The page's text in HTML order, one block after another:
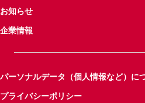
お知らせ
企業情報
パーソナルデータ（個人情報など）に
プライバシーポリシー